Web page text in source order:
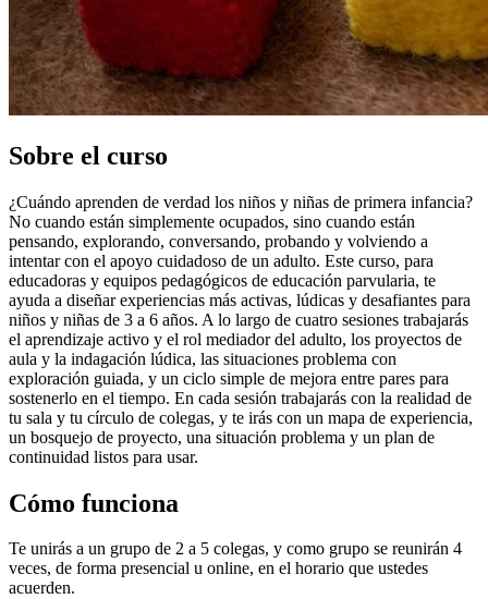
Sobre el curso
¿Cuándo aprenden de verdad los niños y niñas de primera infancia?
No cuando están simplemente ocupados, sino cuando están
pensando, explorando, conversando, probando y volviendo a
intentar con el apoyo cuidadoso de un adulto. Este curso, para
educadoras y equipos pedagógicos de educación parvularia, te
ayuda a diseñar experiencias más activas, lúdicas y desafiantes para
niños y niñas de 3 a 6 años. A lo largo de cuatro sesiones trabajarás
el aprendizaje activo y el rol mediador del adulto, los proyectos de
aula y la indagación lúdica, las situaciones problema con
exploración guiada, y un ciclo simple de mejora entre pares para
sostenerlo en el tiempo. En cada sesión trabajarás con la realidad de
tu sala y tu círculo de colegas, y te irás con un mapa de experiencia,
un bosquejo de proyecto, una situación problema y un plan de
continuidad listos para usar.
Cómo funciona
Te unirás a un grupo de 2 a 5 colegas, y como grupo se reunirán 4
veces, de forma presencial u online, en el horario que ustedes
acuerden.